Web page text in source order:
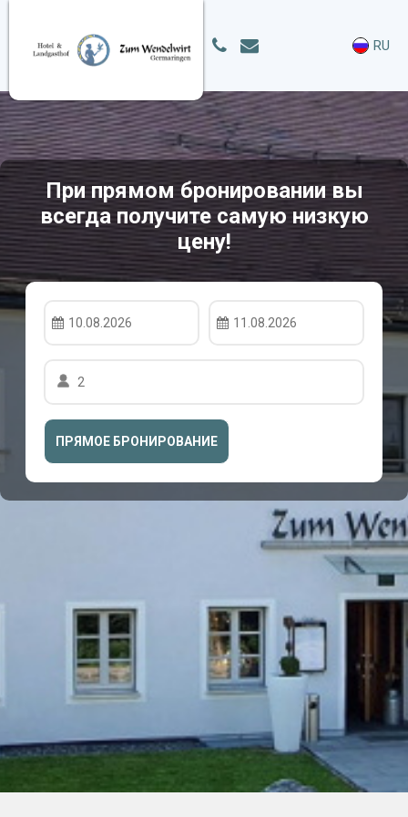
RU
При прямом бронировании вы
всегда получите самую низкую
цену!
10.08.2026 11.08.2026
2